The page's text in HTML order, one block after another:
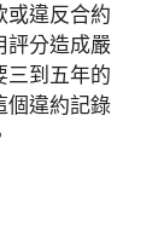
或違反合約
評分造成嚴
三到五年的
個違約記錄